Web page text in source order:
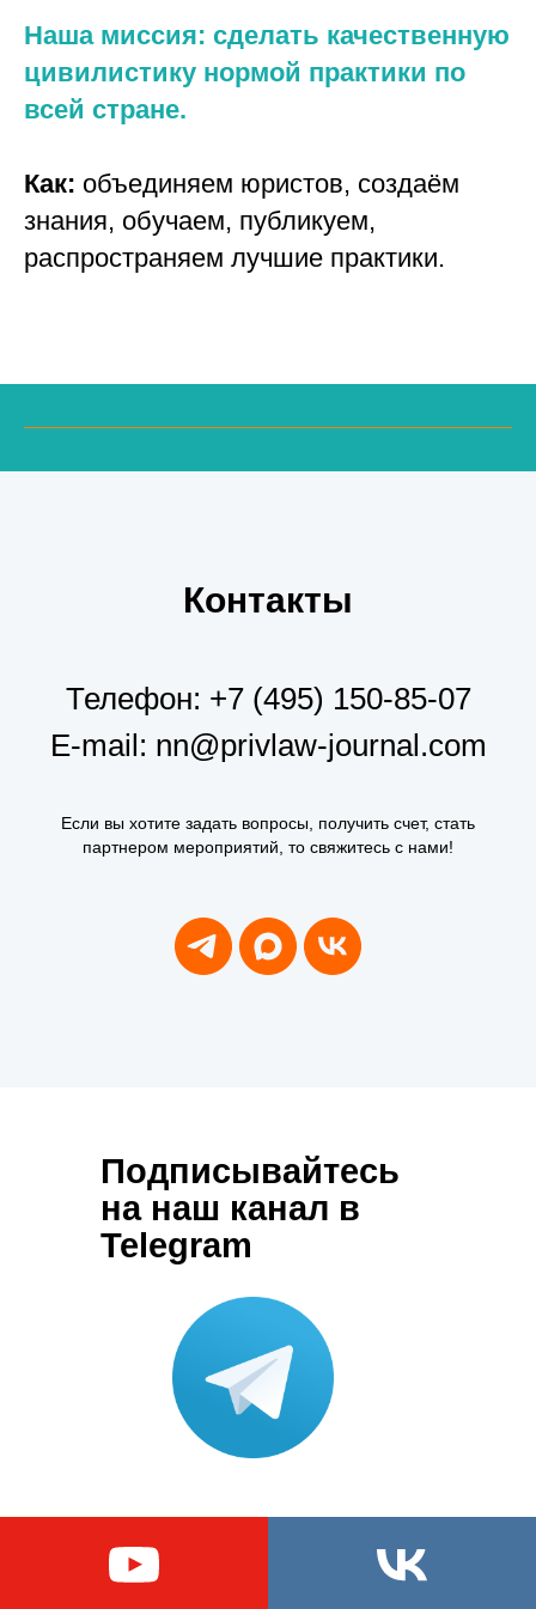
Наша миссия: сделать качественную
цивилистику нормой практики по
всей стране.
Как: объединяем юристов, создаём
знания, обучаем, публикуем,
распространяем лучшие практики.
Контакты
Телефон: +7 (495) 150-85-07
E-mail: nn@privlaw-journal.com
Если вы хотите задать вопросы, получить счет, стать
партнером мероприятий, то свяжитесь с нами!
Подписывайтесь
на наш канал в
Telegram